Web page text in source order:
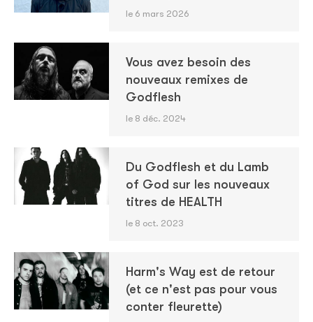
le 6 mars 2026
Vous avez besoin des
nouveaux remixes de
Godflesh
le 8 déc. 2024
Du Godflesh et du Lamb
of God sur les nouveaux
titres de HEALTH
le 8 oct. 2023
Harm's Way est de retour
(et ce n'est pas pour vous
conter fleurette)